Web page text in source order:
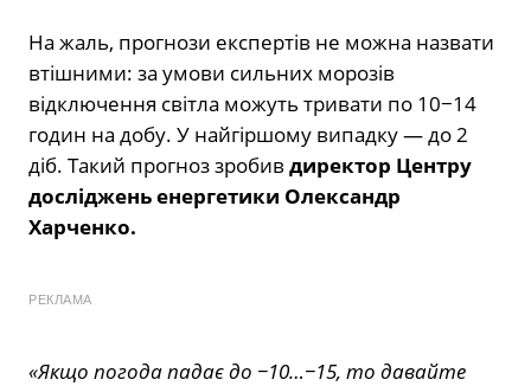
На жаль, прогнози експертів не можна назвати
втішними: за умови сильних морозів
відключення світла можуть тривати по 10−14
годин на добу. У найгіршому випадку — до 2
діб. Такий прогноз зробив директор Центру
досліджень енергетики Олександр
Харченко.
РЕКЛАМА
«Якщо погода падає до −10…−15, то давайте